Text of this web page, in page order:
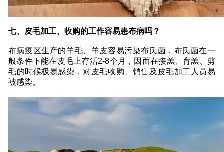
七、皮毛加工、收购的工作容易患布病吗？
布病疫区生产的羊毛、羊皮容易污染布氏菌，布氏菌在一
般条件下能在皮毛上存活2-8个月，因而在接羔、育羔、剪
毛的时候极易感染，对皮毛收购、销售及皮毛加工人员易
被感染。